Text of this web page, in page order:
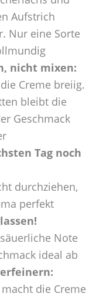
Aufstrich
Nur eine Sorte
nicht mixen:
Creme breiig.
bleibt die
Geschmack
Tag noch
durchziehen,
perfekt
Note
ideal ab
die Creme